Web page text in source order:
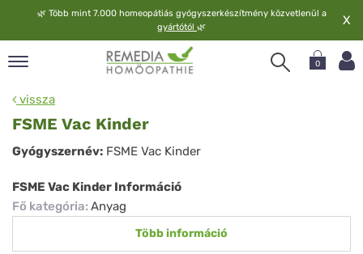
🌿 Több mint 7.000 homeopátiás gyógyszerkészítmény közvetlenül a
gyártótól 🌿 X
0
vissza
FSME Vac Kinder
FSME
Vac
Kinder
Gyógyszernév: FSME Vac Kinder
FSME Vac Kinder Információ
Fő kategória: Anyag
Több információ